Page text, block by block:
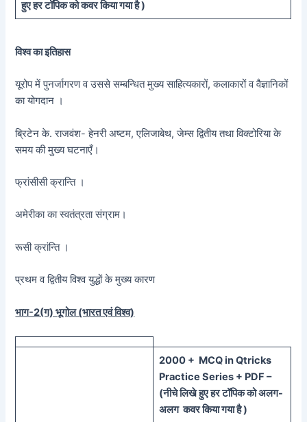
हुएहर टॉपिक को कवर किया गया है )
विश्व का इतिहास
यूरोप में पुनर्जागरण व उससे सम्बन्धित मुख्य साहित्यकारों, कलाकारों व वैज्ञानिकों
का योगदान ।
ब्रिटेन के. राजवंश- हेनरी अष्टम, एलिजाबेथ, जेम्स द्वितीय तथा विक्टोरिया के
समय की मुख्य घटनाएँ।
फ्रांसीसी क्रान्ति ।
अमेरीका का स्वतंत्रता संग्राम।
रूसी क्रांन्ति ।
प्रथम व द्वितीय विश्व युद्धों के मुख्य कारण
भाग-2(ग) भूगोल (भारत एवं विश्व)
2000 + MCQ in Qtricks
Practice Series + PDF –
(नीचेलिखे हुएहर टॉपिक कोअलग-
अलग कवर किया गया है )